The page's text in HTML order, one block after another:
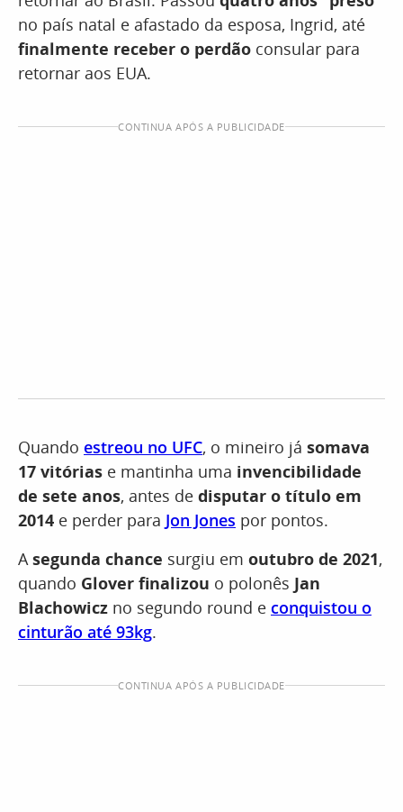
no país natal e afastado da esposa, Ingrid, até
finalmente receber o perdão consular para
retornar aos EUA.
CONTINUA APÓS A PUBLICIDADE
Quando estreou no UFC, o mineiro já somava
17 vitórias e mantinha uma invencibilidade
de sete anos, antes de disputar o título em
2014 e perder para Jon Jones por pontos.
Asegunda chance surgiu em outubro de 2021,
quando Glover finalizou o polonês Jan
Blachowicz no segundo round e conquistou o
cinturão até 93kg.
CONTINUA APÓS A PUBLICIDADE